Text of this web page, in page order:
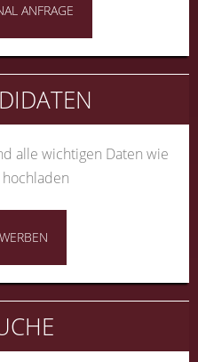
ANFRAGE
alle wichtigen Daten wie